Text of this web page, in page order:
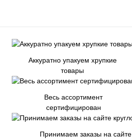
Аккуратно упакуем хрупкие
товары
Весь ассортимент
сертифицирован
Принимаем заказы на сайте